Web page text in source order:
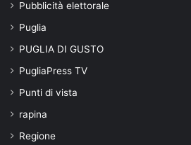
Pubblicità elettorale
Puglia
PUGLIA DI GUSTO
PugliaPress TV
Punti di vista
rapina
Regione